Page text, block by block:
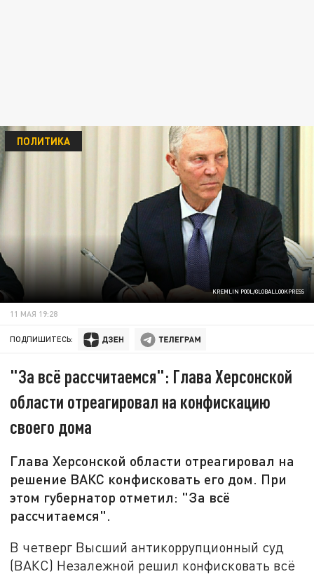
KREMLIN POOL/GLOBALLOOKPRESS
ПОЛИТИКА
11 МАЯ 19:28
ПОДПИШИТЕСЬ:
"За всё рассчитаемся": Глава Херсонской
области отреагировал на конфискацию
своего дома
Глава Херсонской области отреагировал на
решение ВАКС конфисковать его дом. При
этом губернатор отметил: "За всё
рассчитаемся".
В четверг Высший антикоррупционный суд
(ВАКС) Незалежной решил конфисковать всё